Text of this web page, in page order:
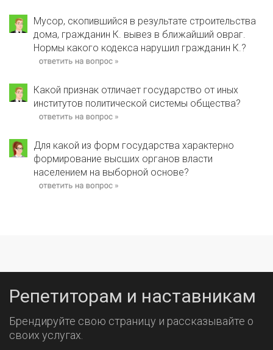
Мусор, скопившийся в результате строительства
дома, гражданин К. вывез в ближайший овраг.
Нормы какого кодекса нарушил гражданин К.?
Какой признак отличает государство от иных
институтов политической системы общества?
Для какой из форм государства характерно
формирование высших органов власти
населением на выборной основе?
Репетиторам и наставникам
Брендируйте свою страницу и рассказывайте о
своих услугах.